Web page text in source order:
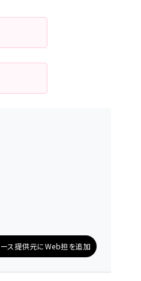
ス提供元にWeb担を追加